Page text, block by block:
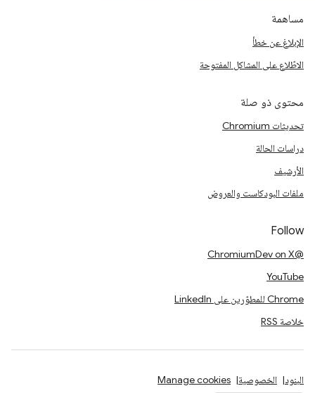
مساهمة
الإبلاغ عن خطأ
الاطّلاع على المشاكل المفتوحة
محتوى ذو صلة
تحديثات Chromium
دراسات الحالة
الأرشيف
ملفات البودكاست والعروض
Follow
@ChromiumDev on X
YouTube
Chrome للمطوّرين على LinkedIn
خلاصة RSS
البنود الخصوصية Manage cookies